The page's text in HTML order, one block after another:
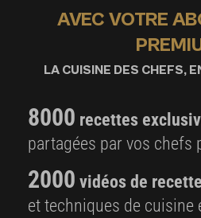
AVEC VOTRE
LA CUISINE DES CHEFS,
8000 recettes
partagées par vos chefs
2000 vidéos de
et techniques de cuisine